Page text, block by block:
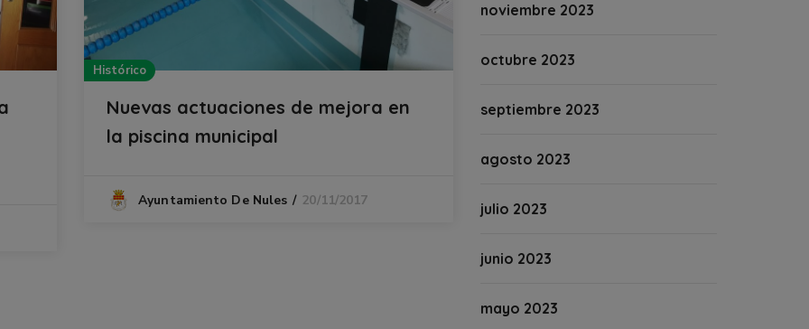
Histórico
Nuevas actuaciones de mejora en
la piscina municipal
Ayuntamiento De Nules 20/11/2017
noviembre 2023
octubre 2023
septiembre 2023
agosto 2023
julio 2023
junio 2023
mayo 2023